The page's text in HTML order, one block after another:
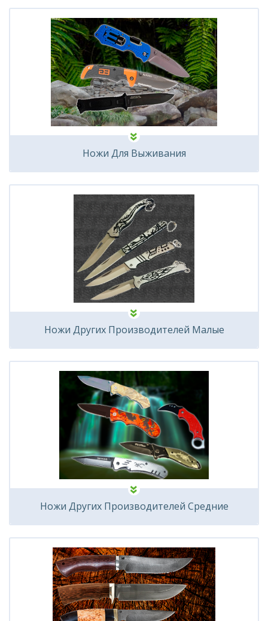
Ножи Для Выживания
Ножи Других Производителей Малые
Ножи Других Производителей Средние